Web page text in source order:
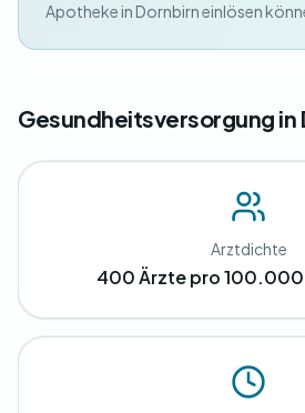
Apotheke in Dornbirn einlösen
Gesundheitsversorgung in
Arztdichte
400 Ärzte pro